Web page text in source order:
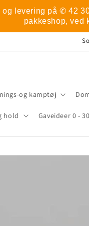
levering på ✆ 42
pakkeshop, ved
og kamptøj
hold Gaveideer 0 -